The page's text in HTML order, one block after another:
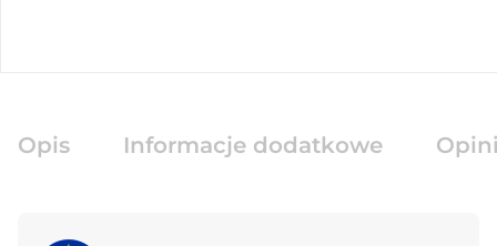
Opis Informacje dodatkowe